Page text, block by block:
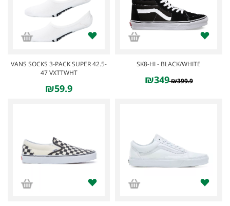
SK8-HI - BLACK/WHITE
₪399.9
₪349
VANS SOCKS 3-PACK SUPER 42.5-
47 VXTTWHT
₪59.9